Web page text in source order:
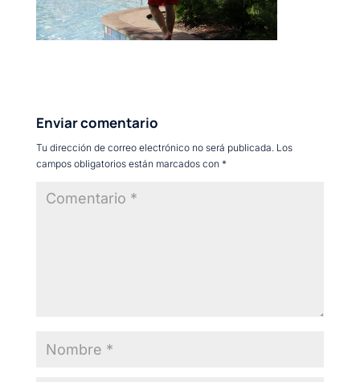
Enviar comentario
Tu dirección de correo electrónico no será publicada. Los
campos obligatorios están marcados con *